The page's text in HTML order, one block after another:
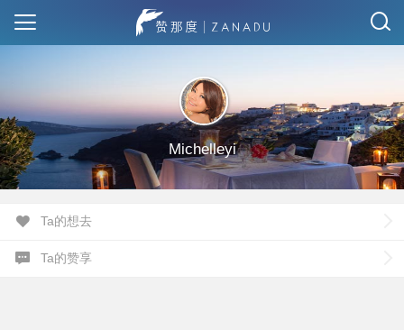
Michelleyi
Ta的想去
Ta的赞享